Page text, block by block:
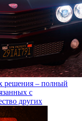
решения – полный
с
других